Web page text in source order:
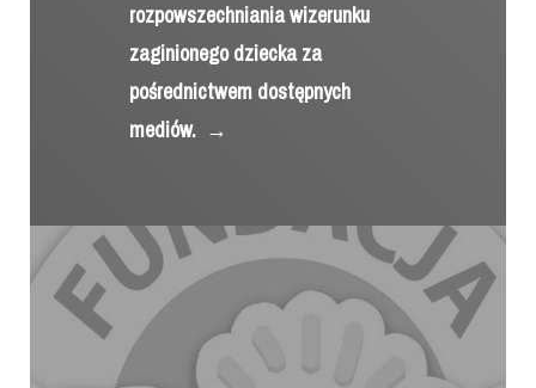
rozpowszechniania wizerunku
zaginionego dziecka za
pośrednictwem dostępnych
mediów. →